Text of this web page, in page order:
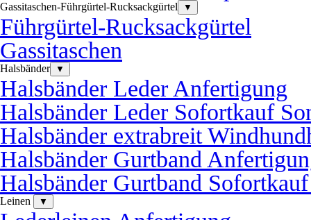
Gassitaschen-Führgürtel-Rucksackgürtel ▼
Führgürtel-Rucksackgürtel
Gassitaschen
Halsbänder ▼
Halsbänder Leder Anfertigung
Halsbänder Leder Sofortkauf
Halsbänder extrabreit
Halsbänder Gurtband
Halsbänder Gurtband
Leinen ▼